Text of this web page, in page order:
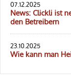
07.12.2025
News: Clickli ist
den Betreibern
23.10.2025
Wie kann man